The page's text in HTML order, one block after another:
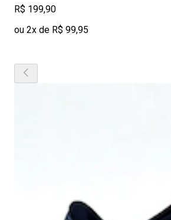
R$ 199,90
ou 2x de R$ 99,95